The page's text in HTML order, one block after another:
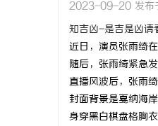
2023-09-20 发布
知吉凶-是吉是凶请
近日，演员张雨绮
随后，张雨绮紧急
直播风波后，张雨
封面背景是戛纳海
身穿黑白棋盘格胸